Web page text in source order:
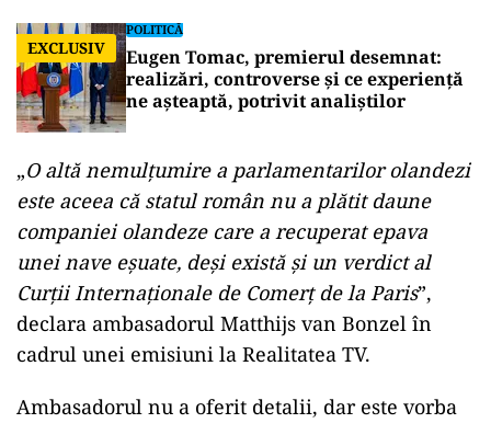
EXCLUSIV
POLITICĂ
Eugen Tomac, premierul desemnat:
realizări, controverse și ce experiență
ne așteaptă, potrivit analiștilor
„O altă nemulţumire a parlamentarilor olandezi
este aceea că statul român nu a plătit daune
companiei olandeze care a recuperat epava
unei nave eşuate, deşi există şi un verdict al
Curții Internaţionale de Comerţ de la Paris”,
declara ambasadorul Matthijs van Bonzel în
cadrul unei emisiuni la Realitatea TV.
Ambasadorul nu a oferit detalii, dar este vorba